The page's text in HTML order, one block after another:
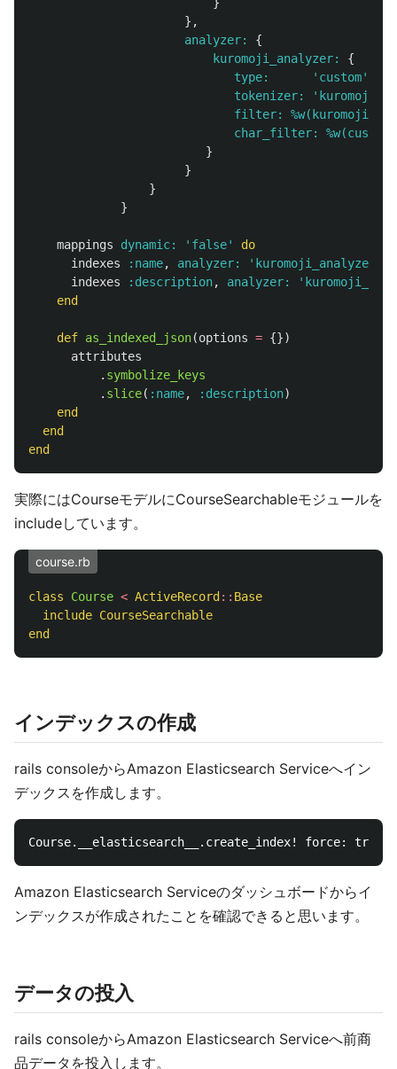
},
analyzer: {
kuromoji_analyzer: {
type:
'custom'
tokenizer:
filter:
char_filter:
}
}
}
}
mappings dynamic: 'false'
do
indexes
:name, analyzer: 'kuromoji_analyzer'
indexes
:description, analyzer:
end
def as_indexed_json(options = {})
attributes
. symbolize_keys
. slice( :name, :description)
end
end
end
実際にはCourseモデルにCourseSearchableモジュールを
includeしています。
course.rb
class Course < ActiveRecord :: Base
include CourseSearchable
end
インデックスの作成
rails consoleからAmazon Elasticsearch Serviceへイン
デックスを作成します。
Amazon Elasticsearch Serviceのダッシュボードからイ
ンデックスが作成されたことを確認できると思います。
データの投入
rails consoleからAmazon Elasticsearch Serviceへ前商
品データを投入します。